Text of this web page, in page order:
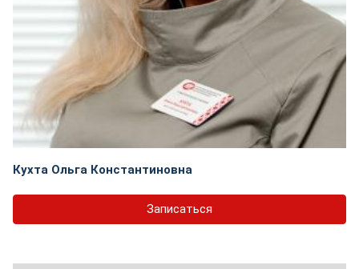
Кухта Ольга Константиновна
Записаться